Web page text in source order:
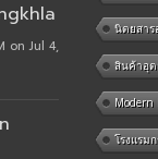
on Jul 4,
นิตยสาร
สินค้าอุ
โรงแรม